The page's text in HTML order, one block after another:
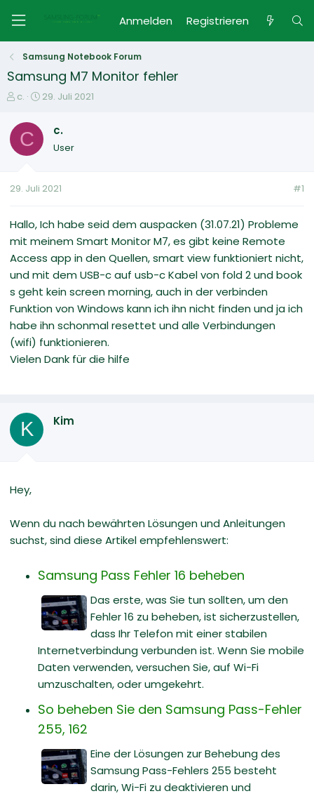
Anmelden Registrieren
Samsung Notebook Forum
Samsung M7 Monitor fehler
E
s
e
e
c.
E
t
t
m
29. Juli 2021
C c.
User
29. Juli 2021 #1
Hallo, Ich habe seid dem auspacken (31.07.21) Probleme
mit meinem Smart Monitor M7, es gibt keine Remote
Access app in den Quellen, smart view funktioniert nicht,
und mit dem USB-c auf usb-c Kabel von fold 2 und book
s geht kein screen morning, auch in der verbinden
Funktion von Windows kann ich ihn nicht finden und ja ich
habe ihn schonmal resettet und alle Verbindungen
(wifi) funktionieren.
Vielen Dank für die hilfe
K Kim
Hey,
Wenn du nach bewährten Lösungen und Anleitungen
suchst, sind diese Artikel empfehlenswert:
Samsung Pass Fehler 16 beheben
Das erste, was Sie tun sollten, um den
Fehler 16 zu beheben, ist sicherzustellen,
dass Ihr Telefon mit einer stabilen
Internetverbindung verbunden ist. Wenn Sie mobile
Daten verwenden, versuchen Sie, auf Wi-Fi
umzuschalten, oder umgekehrt.
So beheben Sie den Samsung Pass-Fehler
255, 162
Eine der Lösungen zur Behebung des
Samsung Pass-Fehlers 255 besteht
darin, Wi-Fi zu deaktivieren und